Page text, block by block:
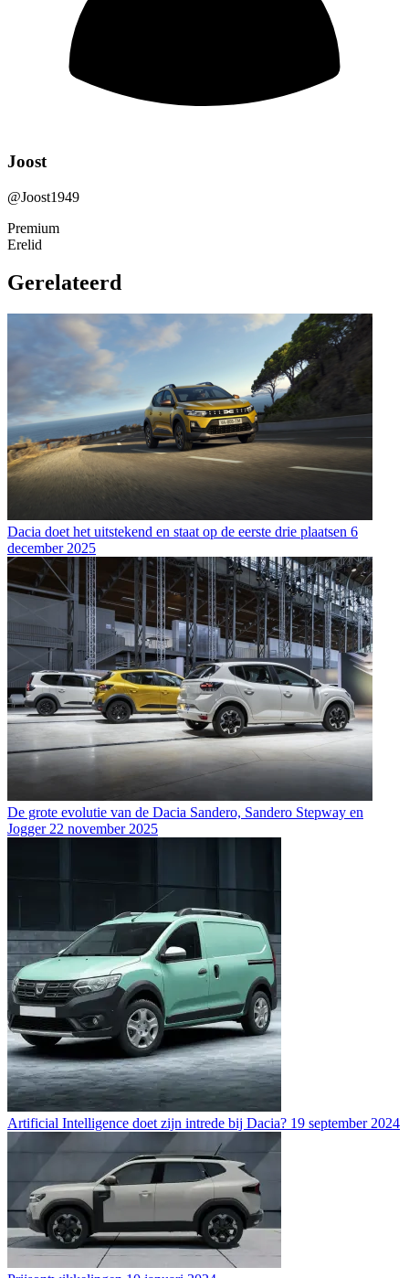
Joost
@Joost1949
Premium
Erelid
Gerelateerd
Dacia doet het uitstekend en staat op de eerste drie plaatsen 6
december 2025
De grote evolutie van de Dacia Sandero, Sandero Stepway en
Jogger 22 november 2025
Artificial Intelligence doet zijn intrede bij Dacia? 19 september 2024